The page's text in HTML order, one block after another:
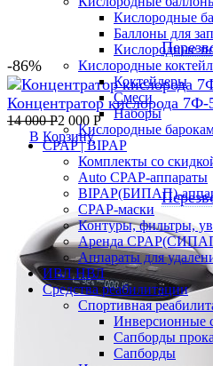
Кислородные
Баллоны для
Кислородные
Кислородные
Коктейлеры
Смеси
Наборы
Кислородные
CPAP | BIPAP
Комплекты со
Auto CPAP-аппараты
BIPAP(БИПАП)-
CPAP-маски
Контуры, фильтры,
Аренда
Аппараты для
ИВЛ НВЛ
Средства реабилитации
Спортивная
Инверсионные
Сапборды
Сапборды
-86%
Концентратор кислорода 7Ф-
14 000Р2 000 Р
В Корзину